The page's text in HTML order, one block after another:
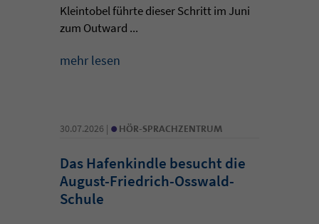
Kleintobel führte dieser Schritt im Juni
zum Outward ...
mehr lesen
30.07.2026 | • HÖR-SPRACHZENTRUM
Das Hafenkindle besucht die
August-Friedrich-Osswald-
Schule